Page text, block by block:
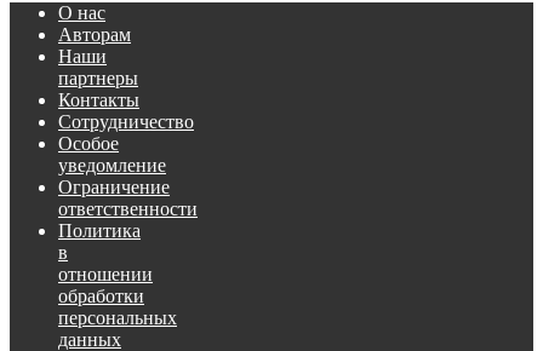
О нас
Авторам
Наши
партнеры
Контакты
Сотрудничество
Особое
уведомление
Ограничение
ответственности
Политика
в
отношении
обработки
персональных
данных